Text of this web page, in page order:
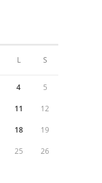
L S
4 5
11 12
18 19
25 26